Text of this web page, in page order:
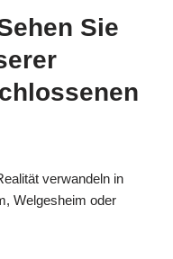
Sie
verwandeln in
Welgesheim oder